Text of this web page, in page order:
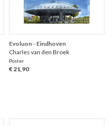
Evoluon - Eindhoven
Charles van den Broek
Poster
€ 21,90